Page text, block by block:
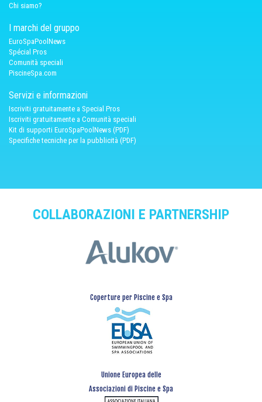
Chi siamo?
I marchi del gruppo
EuroSpaPoolNews
Spécial Pros
Comunità speciali
PiscineSpa.com
Servizi e informazioni
Iscriviti gratuitamente a Special Pros
Iscriviti gratuitamente a Comunità speciali
Kit di supporti EuroSpaPoolNews (PDF)
Specifiche tecniche per la pubblicità (PDF)
COLLABORAZIONI E PARTNERSHIP
Coperture per Piscine e Spa
Unione Europea delle
Associazioni di Piscine e Spa